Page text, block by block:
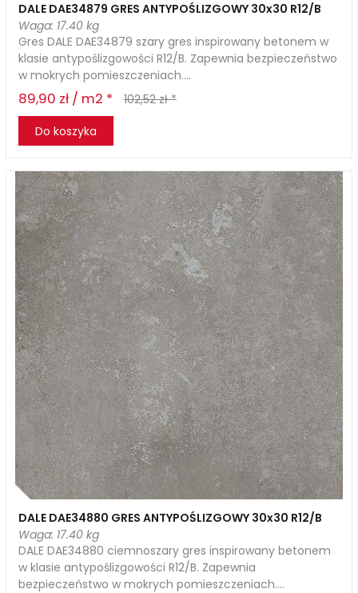
DALE DAE34879 GRES ANTYPOŚLIZGOWY 30x30 R12/B
Waga: 17.40 kg
Gres DALE DAE34879 szary gres inspirowany betonem w
klasie antypoślizgowości R12/B. Zapewnia bezpieczeństwo
w mokrych pomieszczeniach....
89,90 zł / m2 *
102,52 zł *
Do koszyka
DALE DAE34880 GRES ANTYPOŚLIZGOWY 30x30 R12/B
Waga: 17.40 kg
DALE DAE34880 ciemnoszary gres inspirowany betonem
w klasie antypoślizgowości R12/B. Zapewnia
bezpieczeństwo w mokrych pomieszczeniach....